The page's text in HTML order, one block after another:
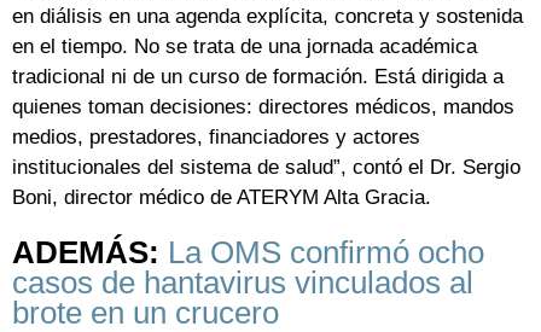
en diálisis en una agenda explícita, concreta y sostenida
en el tiempo. No se trata de una jornada académica
tradicional ni de un curso de formación. Está dirigida a
quienes toman decisiones: directores médicos, mandos
medios, prestadores, financiadores y actores
institucionales del sistema de salud”, contó el Dr. Sergio
Boni, director médico de ATERYM Alta Gracia.
ADEMÁS: La OMS confirmó ocho
casos de hantavirus vinculados al
brote en un crucero